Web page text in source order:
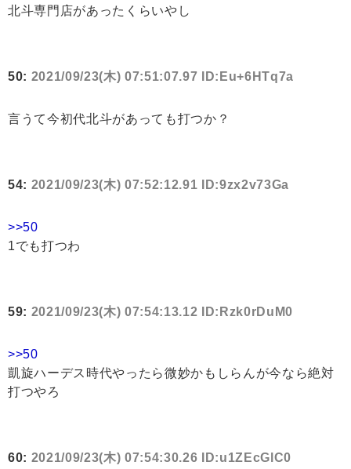
北斗専門店があったくらいやし
50: 2021/09/23(木) 07:51:07.97 ID:Eu+6HTq7a
言うて今初代北斗があっても打つか？
54: 2021/09/23(木) 07:52:12.91 ID:9zx2v73Ga
>>50
1でも打つわ
59: 2021/09/23(木) 07:54:13.12 ID:Rzk0rDuM0
>>50
凱旋ハーデス時代やったら微妙かもしらんが今なら絶対
打つやろ
60: 2021/09/23(木) 07:54:30.26 ID:u1ZEcGlC0